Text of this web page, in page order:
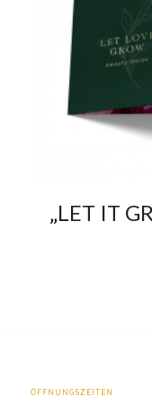
„LET IT
ÖFFNUNGSZEITEN